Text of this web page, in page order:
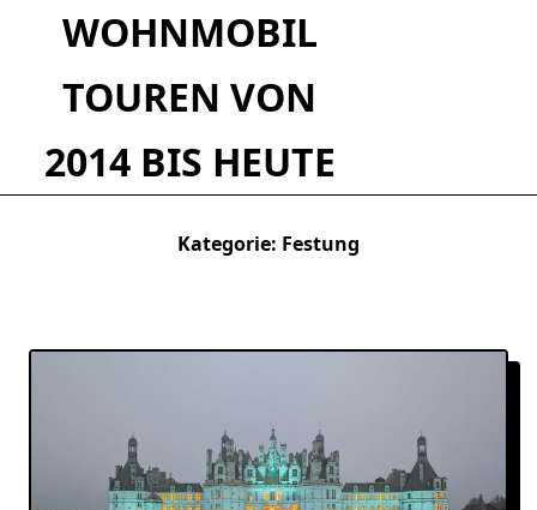
WOHNMOBIL
TOUREN VON
2014 BIS HEUTE
Kategorie: Festung